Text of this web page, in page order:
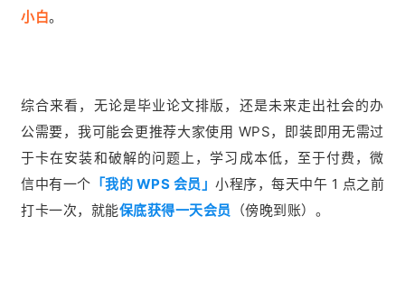
小白。
综合来看，无论是毕业论文排版，还是未来走出社会的办
公需要，我可能会更推荐大家使用 WPS，即装即用无需过
于卡在安装和破解的问题上，学习成本低，至于付费，微
信中有一个 「我的 WPS 会员」 小程序，每天中午 1 点之前
打卡一次，就能保底获得一天会员 （傍晚到账）。